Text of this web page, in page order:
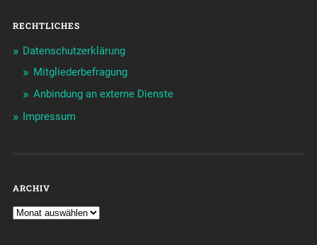
RECHTLICHES
Datenschutzerklärung
Mitgliederbefragung
Anbindung an externe Dienste
Impressum
ARCHIV